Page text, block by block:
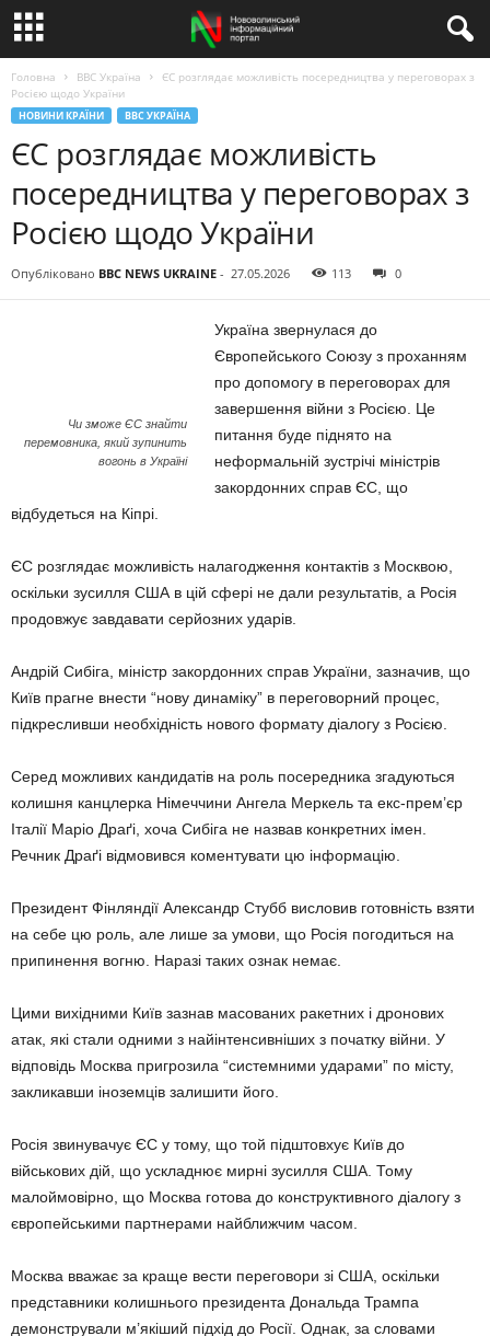
Головна BBC Україна
ЄС розглядає можливість посередництва у переговорах з
Росією щодо України
НОВИНИ КРАЇНИ BBC УКРАЇНА
ЄС розглядає можливість
посередництва у переговорах з
Росією щодо України
Опубліковано BBC NEWS UKRAINE - 27.05.2026 113 0
Чи зможе ЄС знайти
перемовника, який зупинить
вогонь в Україні
Україна звернулася до
Європейського Союзу з проханням
про допомогу в переговорах для
завершення війни з Росією. Це
питання буде піднято на
неформальній зустрічі міністрів
закордонних справ ЄС, що
відбудеться на Кіпрі.
ЄС розглядає можливість налагодження контактів з Москвою,
оскільки зусилля США в цій сфері не дали результатів, а Росія
продовжує завдавати серйозних ударів.
Андрій Сибіга, міністр закордонних справ України, зазначив, що
Київ прагне внести “нову динаміку” в переговорний процес,
підкресливши необхідність нового формату діалогу з Росією.
Серед можливих кандидатів на роль посередника згадуються
колишня канцлерка Німеччини Ангела Меркель та екс-прем’єр
Італії Маріо Драґі, хоча Сибіга не назвав конкретних імен.
Речник Драґі відмовився коментувати цю інформацію.
Президент Фінляндії Александр Стубб висловив готовність взяти
на себе цю роль, але лише за умови, що Росія погодиться на
припинення вогню. Наразі таких ознак немає.
Цими вихідними Київ зазнав масованих ракетних і дронових
атак, які стали одними з найінтенсивніших з початку війни. У
відповідь Москва пригрозила “системними ударами” по місту,
закликавши іноземців залишити його.
Росія звинувачує ЄС у тому, що той підштовхує Київ до
військових дій, що ускладнює мирні зусилля США. Тому
малоймовірно, що Москва готова до конструктивного діалогу з
європейськими партнерами найближчим часом.
Москва вважає за краще вести переговори зі США, оскільки
представники колишнього президента Дональда Трампа
демонстрували м’якіший підхід до Росії. Однак, за словами